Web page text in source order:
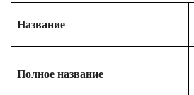
Название
Полное название